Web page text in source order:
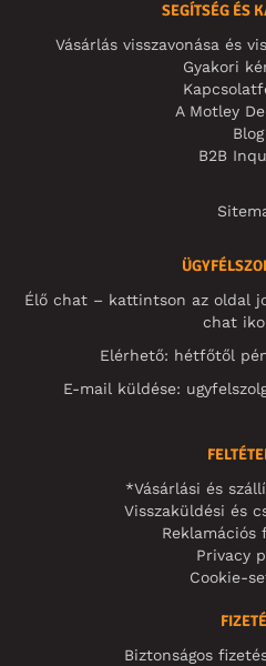
SEGÍTSÉG ÉS
Vásárlás visszavonása és
Gyakori
A Motley
Blog
B2B
Élő chat – kattintson az oldal
chat
Elérhető: hétfőtől
E-mail küldése:
*Vásárlási és
Visszaküldési és
Reklamációs
Privacy
Cookie-
Biztonságos